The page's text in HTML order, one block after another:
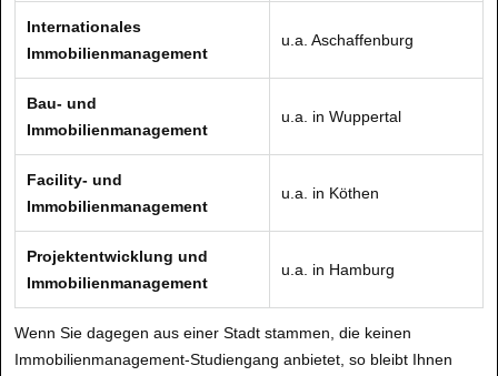
Internationales
Immobilienmanagement
u.a. Aschaffenburg
Bau- und
Immobilienmanagement
u.a. in Wuppertal
Facility- und
Immobilienmanagement
u.a. in Köthen
Projektentwicklung und
Immobilienmanagement
u.a. in Hamburg
Wenn Sie dagegen aus einer Stadt stammen, die keinen
Immobilienmanagement-Studiengang anbietet, so bleibt Ihnen